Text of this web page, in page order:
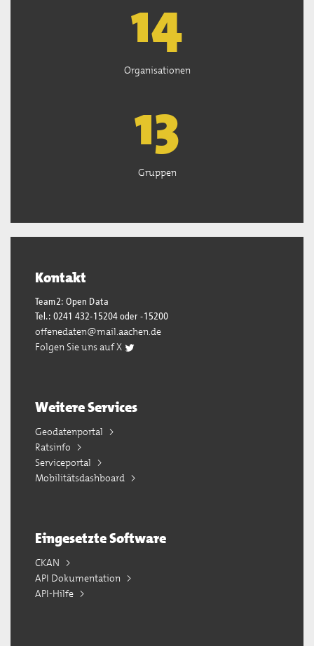
15
Organisationen
13
Gruppen
Kontakt
Team2: Open Data
Tel.: 0241 432-15204 oder -15200
offenedaten@mail.aachen.de
Folgen Sie uns auf X
Weitere Services
Geodatenportal
Ratsinfo
Serviceportal
Mobilitätsdashboard
Eingesetzte Software
CKAN
API Dokumentation
API-Hilfe